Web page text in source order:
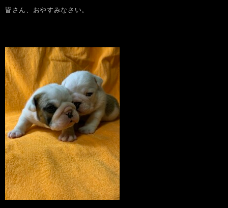
皆さん、おやすみなさい。